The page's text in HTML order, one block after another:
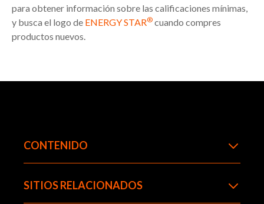
para obtener información sobre las calificaciones mínimas,
y busca el logo de ENERGY STAR® cuando compres
productos nuevos.
CONTENIDO
SITIOS RELACIONADOS